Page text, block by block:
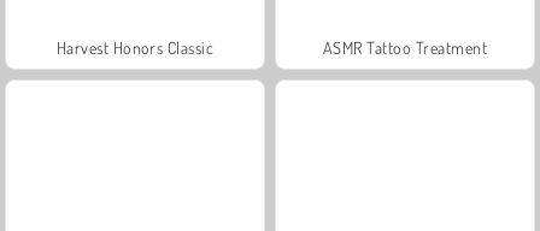
Harvest Honors Classic ASMR Tattoo Treatment